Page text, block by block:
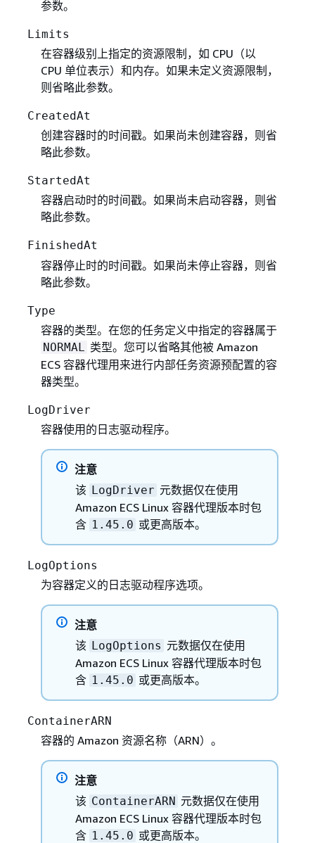
参数。
Limits
在容器级别上指定的资源限制，如 CPU（以
CPU 单位表示）和内存。如果未定义资源限制，
则省略此参数。
CreatedAt
创建容器时的时间戳。如果尚未创建容器，则省
略此参数。
StartedAt
容器启动时的时间戳。如果尚未启动容器，则省
略此参数。
FinishedAt
容器停止时的时间戳。如果尚未停止容器，则省
略此参数。
Type
容器的类型。在您的任务定义中指定的容器属于
NORMAL
类型。您可以省略其他被 Amazon
ECS 容器代理用来进行内部任务资源预配置的容
器类型。
LogDriver
容器使用的日志驱动程序。
注意
该 LogDriver 元数据仅在使用
Amazon ECS Linux 容器代理版本时包
含 1.45.0 或更高版本。
LogOptions
为容器定义的日志驱动程序选项。
注意
该 LogOptions 元数据仅在使用
Amazon ECS Linux 容器代理版本时包
含 1.45.0 或更高版本。
ContainerARN
容器的 Amazon 资源名称（ARN）。
注意
该 ContainerARN 元数据仅在使用
Amazon ECS Linux 容器代理版本时包
含 1.45.0 或更高版本。